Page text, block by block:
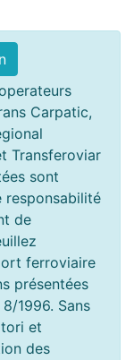
Carpatic,
Transferoviar
sont
responsabilité
de
ferroviaire
présentées
1996. Sans
et
des